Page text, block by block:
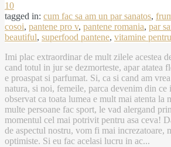
10
tagged in: cum fac sa am un par sanatos,
cosoi, pantene pro v, pantene romania, par
beautiful, superfood pantene, vitamine
Imi plac extraordinar de mult zilele acestea
cand totul in jur se dezmorteste, apar atatea
e proaspat si parfumat. Si, ca si cand am
natura, si noi, femeile, parca devenim din ce
observat ca toata lumea e mult mai atenta la
multe persoane fac sport, le vad alergand
momentul cel mai potrivit pentru asa ceva!
de aspectul nostru, vom fi mai increzatoare,
optimiste. Si eu fac acelasi lucru in ac...